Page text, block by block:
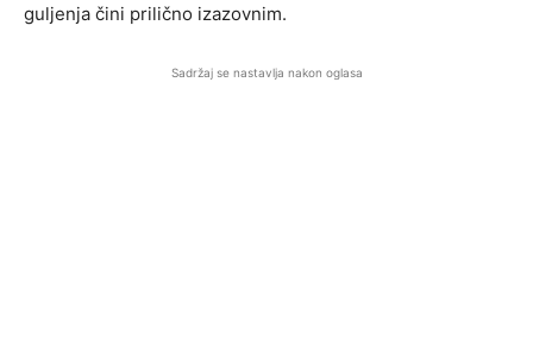
guljenja čini prilično izazovnim.
Sadržaj se nastavlja nakon oglasa